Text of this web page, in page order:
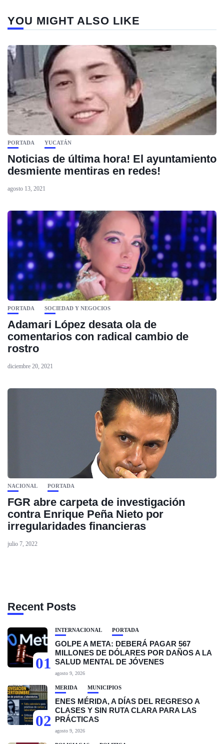
YOU MIGHT ALSO LIKE
PORTADA YUCATÁN
Noticias de última hora! El ayuntamiento
desmiente mentiras en redes!
agosto 13, 2021
PORTADA SOCIEDAD Y NEGOCIOS
Adamari López desata ola de
comentarios con radical cambio de
rostro
diciembre 20, 2021
NACIONAL PORTADA
FGR abre carpeta de investigación
contra Enrique Peña Nieto por
irregularidades financieras
julio 7, 2022
Recent Posts
01
INTERNACIONAL PORTADA
GOLPE A META: DEBERÁ PAGAR 567
MILLONES DE DÓLARES POR DAÑOS A LA
SALUD MENTAL DE JÓVENES
agosto 9, 2026
02
MÉRIDA MUNICIPIOS
ENES MÉRIDA, A DÍAS DEL REGRESO A
CLASES Y SIN RUTA CLARA PARA LAS
PRÁCTICAS
agosto 9, 2026